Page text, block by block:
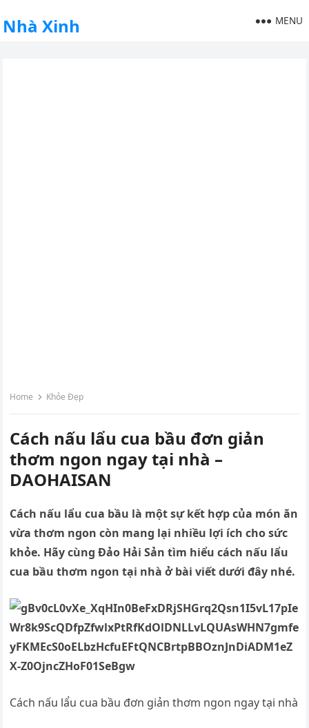
Nhà Xinh MENU
Home Khỏe Đẹp
Cách nấu lẩu cua bầu đơn giản
thơm ngon ngay tại nhà –
DAOHAISAN
Cách nấu lẩu cua bầu là một sự kết hợp của món ăn
vừa thơm ngon còn mang lại nhiều lợi ích cho sức
khỏe. Hãy cùng Đảo Hải Sản tìm hiểu cách nấu lẩu
cua bầu thơm ngon tại nhà ở bài viết dưới đây nhé.
Cách nấu lẩu cua bầu đơn giản thơm ngon ngay tại nhà